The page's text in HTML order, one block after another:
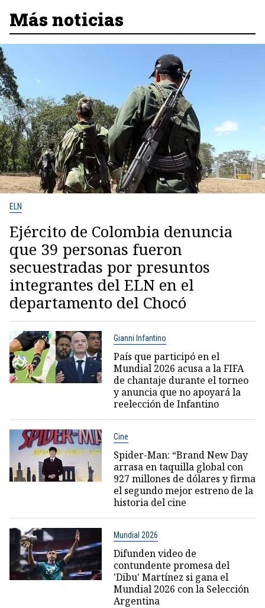
Más noticias
ELN
Ejército de Colombia denuncia
que 39 personas fueron
secuestradas por presuntos
integrantes del ELN en el
departamento del Chocó
Gianni Infantino
País que participó en el
Mundial 2026 acusa a la FIFA
de chantaje durante el torneo
y anuncia que no apoyará la
reelección de Infantino
Cine
Spider-Man: “Brand New Day
arrasa en taquilla global con
927 millones de dólares y firma
el segundo mejor estreno de la
historia del cine
Mundial 2026
Difunden video de
contundente promesa del
'Dibu' Martínez si gana el
Mundial 2026 con la Selección
Argentina